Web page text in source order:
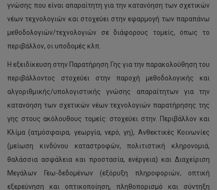
γνώσης που είναι απαραίτητη για την κατανόηση των σχετικών
νέων τεχνολογιών και στοχεύει στην εφαρμογή των παραπάνω
μεθοδολογιών/τεχνολογιών σε διάφορους τομείς, όπως το
περιβάλλον, οι υποδομές κλπ.
Η εξειδίκευση στην Παρατήρηση Γης για την παρακολούθηση του
περιβάλλοντος στοχεύει στην παροχή μεθοδολογικής και
αλγοριθμικής/υπολογιστικής γνώσης απαραίτητων για την
κατανόηση των σχετικών νέων τεχνολογιών παρατήρησης της
γης στους ακόλουθους τομείς: στοχεύει στην. Περιβάλλον και
Κλίμα (ατμόσφαιρα, γεωργία, νερό, γη), Ανθεκτικές Κοινωνίες
(μείωση κινδύνου καταστροφών, πολιτιστική κληρονομιά,
θαλάσσια ασφάλεια και προστασία, ενέργεια) και Διαχείριση
Μεγάλων Γεω-δεδομένων (εξόρυξη πληροφοριών, οπτική
εξερεύνηση και οπτικοποίηση, πληθοπορισμό και σύντηξη